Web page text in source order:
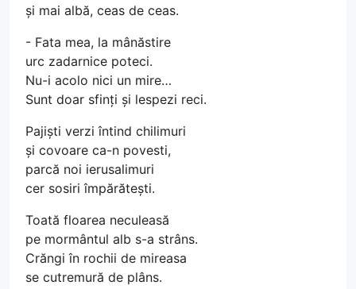
și mai albă, ceas de ceas.
- Fata mea, la mânăstire
urc zadarnice poteci.
Nu-i acolo nici un mire…
Sunt doar sfinți și lespezi reci.
Pajiști verzi întind chilimuri
și covoare ca-n povesti,
parcă noi ierusalimuri
cer sosiri împărătești.
Toată floarea neculeasă
pe mormântul alb s-a strâns.
Crăngi în rochii de mireasa
se cutremură de plâns.